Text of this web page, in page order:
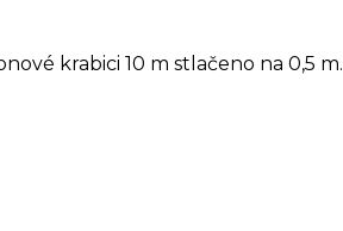
krabici 10 m stlačeno na 0,5 m.